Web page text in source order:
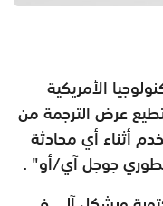
الأمريكية
عرض الترجمة من
أثناء أي محادثة
جوجل آي/أو" .